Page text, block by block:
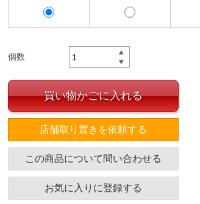
個数
買い物かごに入れる
店舗取り置きを依頼する
この商品について問い合わせる
お気に入りに登録する